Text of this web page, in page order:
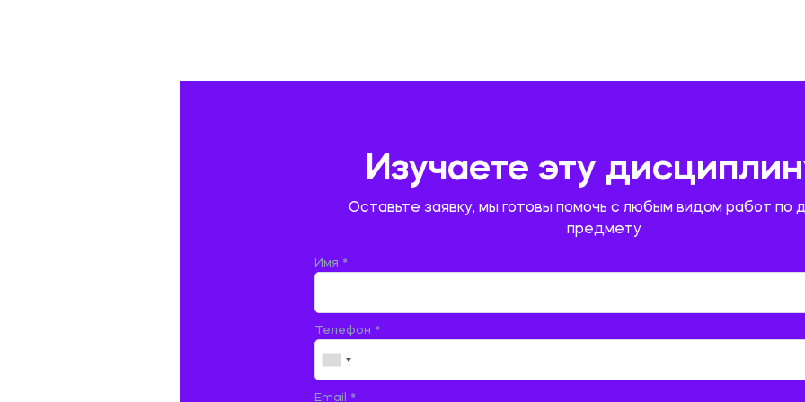
Изучаете эту
Оставьте заявку, мы готовы помочь с любым видом работ по
предмету
Имя *
Телефон *
Email *